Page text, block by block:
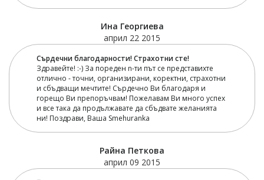
Ина Георгиева
април 22 2015
Сърдечни благодарности! Страхотни сте!
Здравейте! :-) За пореден n-ти път се представихте
отлично - точни, организирани, коректни, страхотни
и сбъдващи мечтите! Сърдечно Ви благодаря и
горещо Ви препоръчвам! Пожелавам Ви много успех
и все така да продължавате да сбъдвате желанията
ни! Поздрави, Ваша Smehuranka
Райна Петкова
април 09 2015